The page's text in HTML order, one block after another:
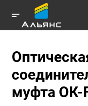
муфта ОК-